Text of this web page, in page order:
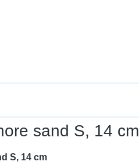
sand S, 14 cm
S, 14 cm